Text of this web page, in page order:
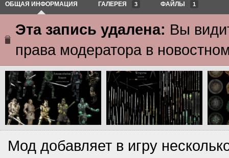
ОБЩАЯ ИНФОРМАЦИЯ ГАЛЕРЕЯ 3 ФАЙЛЫ 1
Эта запись удалена: Вы
права модератора в
Мод добавляет в игру